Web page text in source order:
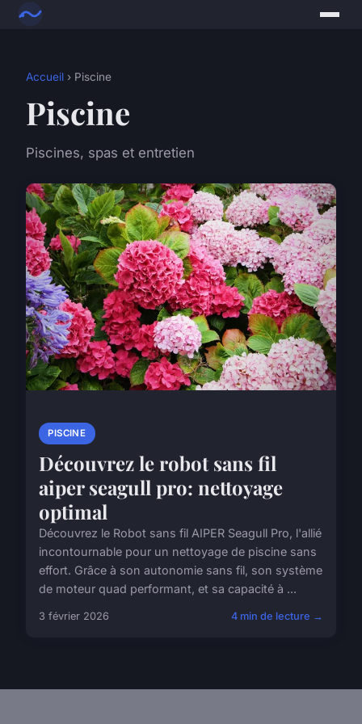
Accueil › Piscine
Piscine
Piscines, spas et entretien
PISCINE
Découvrez le robot sans fil
aiper seagull pro: nettoyage
optimal
Découvrez le Robot sans fil AIPER Seagull Pro, l'allié
incontournable pour un nettoyage de piscine sans
effort. Grâce à son autonomie sans fil, son système
de moteur quad performant, et sa capacité à ...
3 février 2026 4 min de lecture →